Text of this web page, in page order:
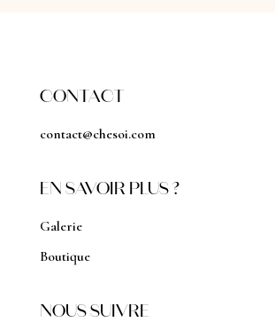
CONTACT
contact@chesoi.com
EN SAVOIR PLUS ?
Galerie
Boutique
NOUS SUIVRE